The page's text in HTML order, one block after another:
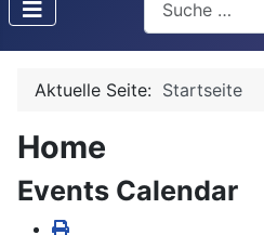
Type 2 or
Aktuelle Seite: Startseite
Home
Events Calendar